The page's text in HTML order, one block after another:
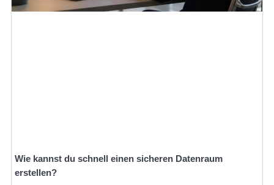
Wie kannst du schnell einen sicheren Datenraum
erstellen?